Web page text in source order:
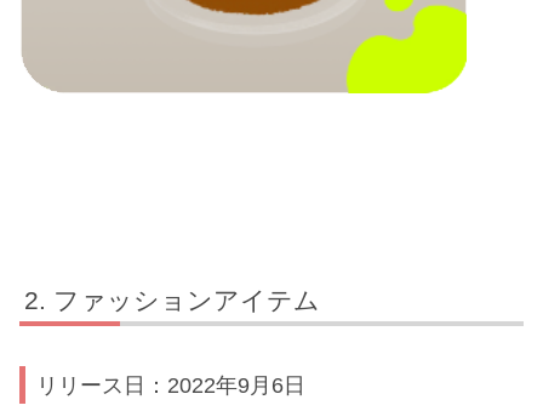
ファッションアイテム
リリース日：2022年9月6日